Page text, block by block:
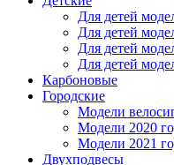
Для детей
Для детей
Для детей
Для детей
Карбоновые
Городские
Модели
Модели 2020
Модели 2021
Двухподвесы